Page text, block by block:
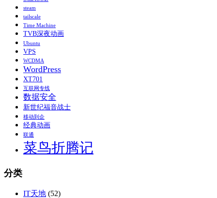
steam
tailscale
Time Machine
TVB深夜动画
Ubuntu
VPS
WCDMA
WordPress
XT701
互联网专线
数据安全
新世纪福音战士
移动到企
经典动画
联通
菜鸟折腾记
分类
IT天地 (52)